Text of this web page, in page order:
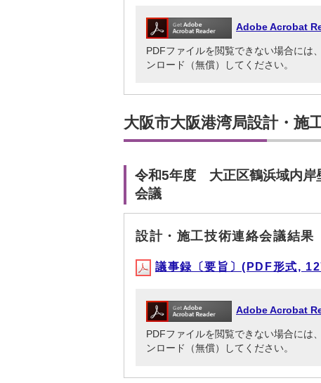
Adobe Acrobat
PDFファイルを閲覧できない場合には
ンロード（無償）してください。
大阪市大阪港湾局設計・
令和5年度 大正区鶴浜域内岸
会議
設計・施工技術連絡会議結果
議事録〔要旨〕(PDF形式,
Adobe Acrobat
PDFファイルを閲覧できない場合には
ンロード（無償）してください。